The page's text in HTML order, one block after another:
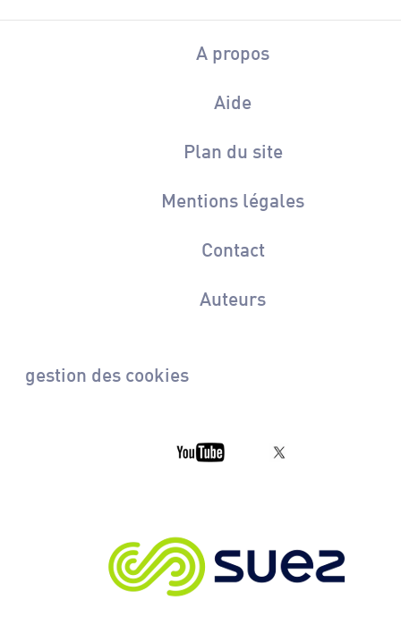
A propos
Aide
Plan du site
Mentions légales
Contact
Auteurs
gestion des cookies